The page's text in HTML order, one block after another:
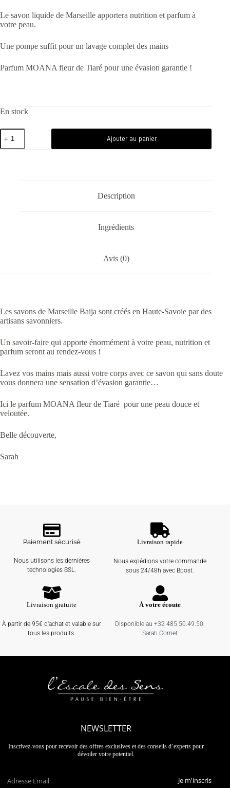
Le savon liquide de Marseille apportera nutrition et parfum à
votre peau.
Une pompe suffit pour un lavage complet des mains
Parfum MOANA fleur de Tiaré pour une évasion garantie !
En stock
Ajouter au panier
Description
Ingrédients
Avis (0)
Les savons de Marseille Baija sont créés en Haute-Savoie par des
artisans savonniers.
Un savoir-faire qui apporte énormément à votre peau, nutrition et
parfum seront au rendez-vous !
Lavez vos mains mais aussi votre corps avec ce savon qui sans doute
vous donnera une sensation d’évasion garantie…
Ici le parfum MOANA fleur de Tiaré pour une peau douce et
veloutée.
Belle découverte,
Sarah
Paiement sécurisé
Nous utilisons les dernières
technologies SSL.
Livraison rapide
Nous expédions votre commande
sous 24/48h avec Bpost.
Livraison gratuite
À partir de 95€ d'achat et valable sur
tous les produits.
À votre écoute
Disponible au +32 485.50.49.50.
Sarah Cornet
NEWSLETTER
Inscrivez-vous pour recevoir des offres exclusives et des conseils d’experts pour
dévoiler votre potentiel.
Je m'inscris